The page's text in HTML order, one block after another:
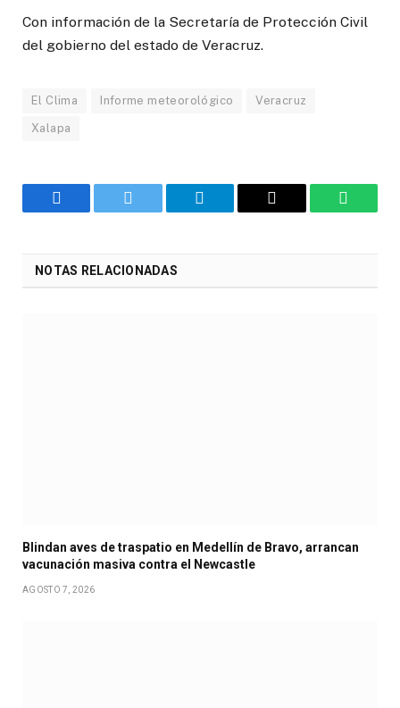
Con información de la Secretaría de Protección Civil
del gobierno del estado de Veracruz.
El Clima Informe meteorológico Veracruz
Xalapa
Facebook Twitter Telegram Email
NOTAS RELACIONADAS
Blindan aves de traspatio en Medellín de Bravo, arrancan
vacunación masiva contra el Newcastle
AGOSTO 7, 2026